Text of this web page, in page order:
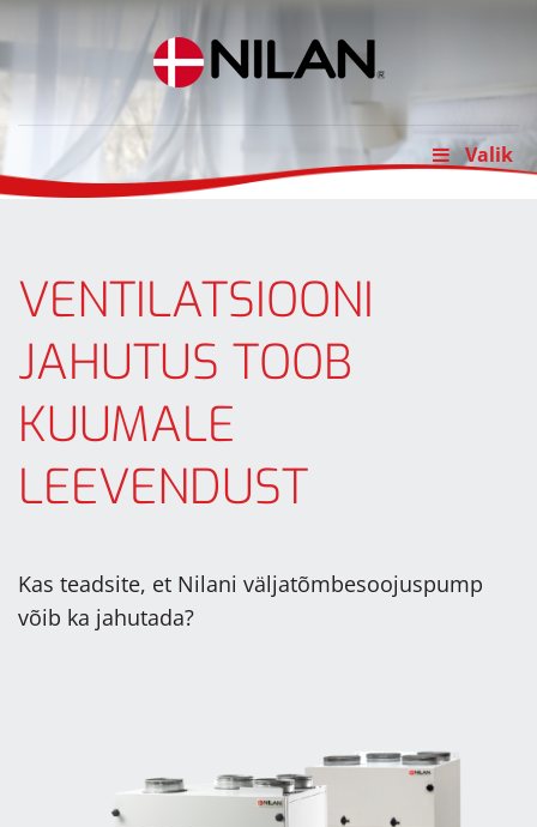
Skip
to
content
Valik
VENTILATSIOONI
JAHUTUS TOOB
KUUMALE
LEEVENDUST
Kas teadsite, et Nilani väljatõmbesoojuspump
võib ka jahutada?